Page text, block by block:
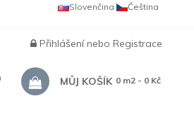
Čeština
Slovenčina
Přihlášenínebo Registrace
MŮJ KOŠÍK 0 m2 - 0 Kč